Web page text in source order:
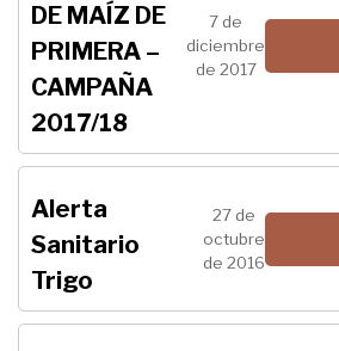
DE MAÍZ DE
PRIMERA –
CAMPAÑA
2017/18
7 de
diciembre
de 2017
Alerta
Sanitario
Trigo
27 de
octubre
de 2016